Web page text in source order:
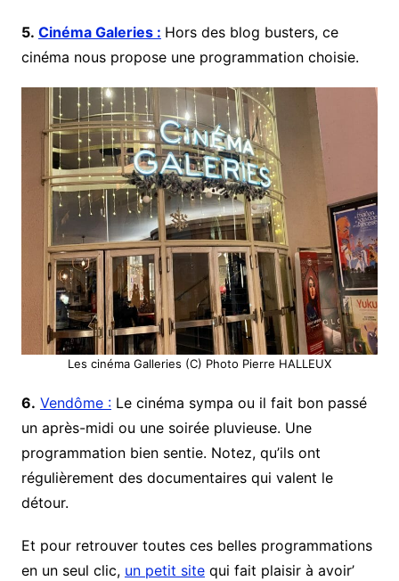
5. Cinéma Galeries : Hors des blog busters, ce
cinéma nous propose une programmation choisie.
Les cinéma Galleries (C) Photo Pierre HALLEUX
6. Vendôme :Le cinéma sympa ou il fait bon passé
un après-midi ou une soirée pluvieuse. Une
programmation bien sentie. Notez, qu’ils ont
régulièrement des documentaires qui valent le
détour.
Et pour retrouver toutes ces belles programmations
en un seul clic, un petit sitequi fait plaisir à avoir’